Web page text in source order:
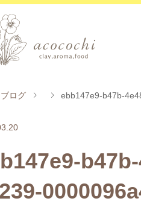
ブログ ebb147e9-b47b-